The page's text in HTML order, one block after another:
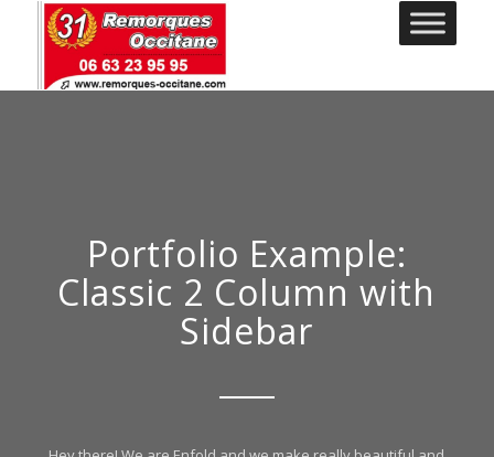
Portfolio Example:
Classic 2 Column with
Sidebar